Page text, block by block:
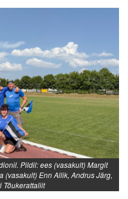
Pildil: ees (vasakult) Margit
(vasakult) Enn Allik, Andrus Järg,
Tõukerattaliit